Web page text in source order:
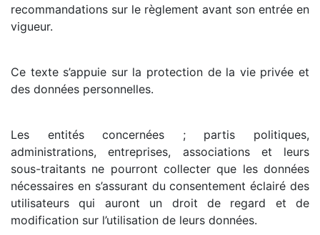
recommandations sur le règlement avant son entrée en
vigueur.
Ce texte s’appuie sur la protection de la vie privée et
des données personnelles.
Les entités concernées ; partis politiques,
administrations, entreprises, associations et leurs
sous-traitants ne pourront collecter que les données
nécessaires en s’assurant du consentement éclairé des
utilisateurs qui auront un droit de regard et de
modification sur l’utilisation de leurs données.